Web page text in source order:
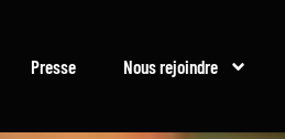
Presse Nous rejoindre